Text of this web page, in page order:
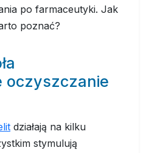
po farmaceutyki. Jak
poznać?
oczyszczanie
działają na kilku
stymulują